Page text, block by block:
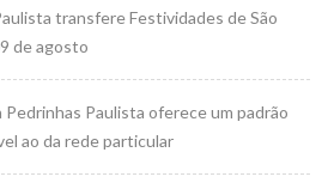
transfere Festividades de São
de agosto
Paulista oferece um padrão
ao da rede particular